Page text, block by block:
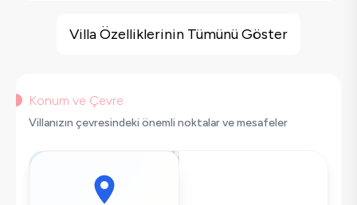
Güvenlik Kamerası
Geniş Ailelere Uygun
Saç Kurutma Makinası
Bulaşık Makinesi
Villa Özelliklerinin Tümünü Göster
Konum ve Çevre
Villanızın çevresindeki önemli noktalar ve mesafeler